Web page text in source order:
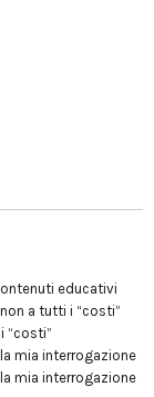
educativi
a tutti i “costi”
“costi”
mia interrogazione
mia interrogazione